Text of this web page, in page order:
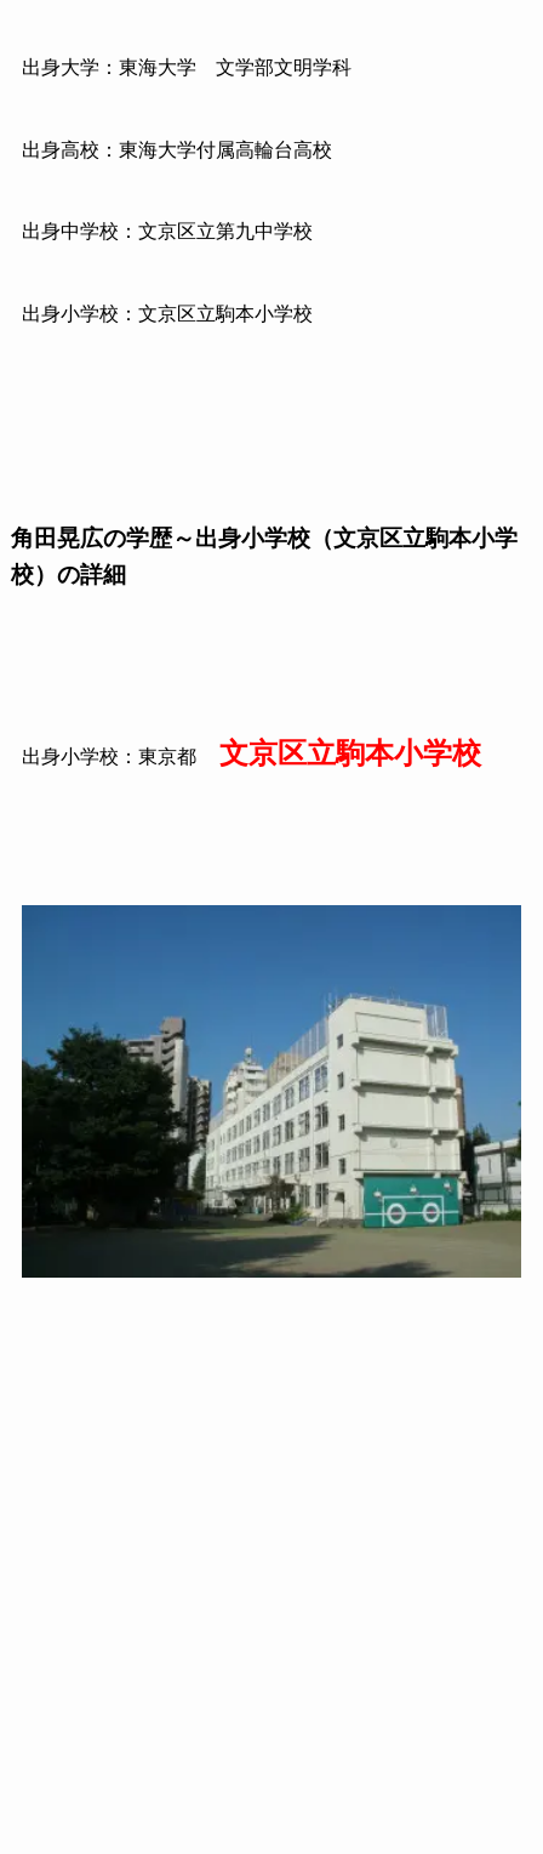
出身大学：東海大学 文学部文明学科
出身高校：東海大学付属高輪台高校
出身中学校：文京区立第九中学校
出身小学校：文京区立駒本小学校
角田晃広の学歴～出身小学校（文京区立駒本小学
校）の詳細
出身小学校：東京都 文京区立駒本小学校